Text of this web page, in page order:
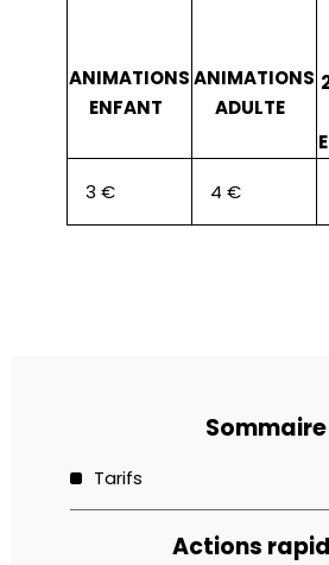
ANIMATIONS
ENFANT
ANIMATIONS
ADULTE
3 € 4 €
Sommaire
Tarifs
Actions